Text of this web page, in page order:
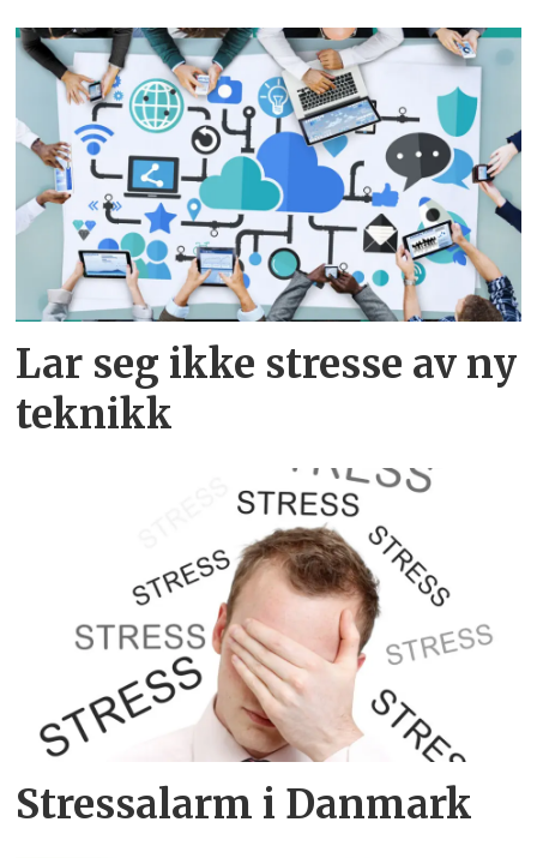
Lar seg ikke stresse av ny
teknikk
Stressalarm i Danmark